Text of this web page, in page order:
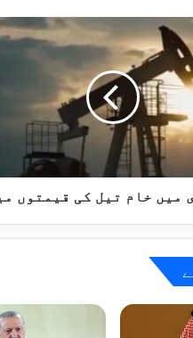
میں خام تیل کی قیمتوں